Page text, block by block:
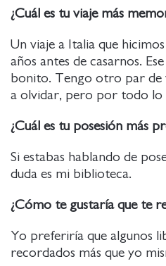
¿Cuál es tu viaje más
Un viaje a Italia que
años antes de casarnos.
bonito. Tengo otro par de
a olvidar, pero por todo
¿Cuál es tu posesión más
Si estabas hablando de
duda es mi biblioteca.
¿Cómo te gustaría que te
Yo preferiría que algunos
recordados más que yo